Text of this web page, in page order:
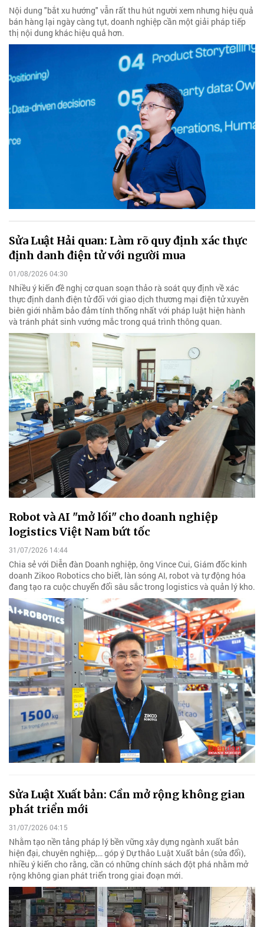
Nội dung "bắt xu hướng" vẫn rất thu hút người xem nhưng hiệu quả
bán hàng lại ngày càng tụt, doanh nghiệp cần một giải pháp tiếp
thị nội dung khác hiệu quả hơn.
Sửa Luật Hải quan: Làm rõ quy định xác thực
định danh điện tử với người mua
01/08/2026 04:30
Nhiều ý kiến đề nghị cơ quan soạn thảo rà soát quy định về xác
thực định danh điện tử đối với giao dịch thương mại điện tử xuyên
biên giới nhằm bảo đảm tính thống nhất với pháp luật hiện hành
và tránh phát sinh vướng mắc trong quá trình thông quan.
Robot và AI "mở lối" cho doanh nghiệp
logistics Việt Nam bứt tốc
31/07/2026 14:44
Chia sẻ với Diễn đàn Doanh nghiệp, ông Vince Cui, Giám đốc kinh
doanh Zikoo Robotics cho biết, làn sóng AI, robot và tự động hóa
đang tạo ra cuộc chuyển đổi sâu sắc trong logistics và quản lý kho.
Sửa Luật Xuất bản: Cần mở rộng không gian
phát triển mới
31/07/2026 04:15
Nhằm tạo nền tảng pháp lý bền vững xây dựng ngành xuất bản
hiện đại, chuyên nghiệp,… góp ý Dự thảo Luật Xuất bản (sửa đổi),
nhiều ý kiến cho rằng, cần có những chính sách đột phá nhằm mở
rộng không gian phát triển trong giai đoạn mới.